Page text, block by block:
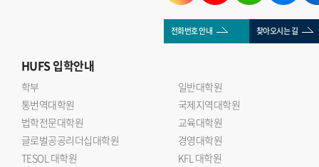
자본의 역할 등에 대해 의견을 나누는 시간을 가졌다.
국제관계연구회 이승우 회장(인도어 23)은 자본과 금융의
흐름은 국제관계 연구에서 빼놓을 수 없는 중요한 주제 라며
이번 세미나를 통해 학회원들이 대체투자 산업에 대한 이해를
넓히고 보다 다차원적인 분석 역량을 기를 수 있는 계기가
되었다 고 소감을 밝혔다.
전화번호 안내 찾아오시는 길
HUFS입학안내
학부
일반대학원
통번역대학원
국제지역대학원
법학전문대학원
교육대학원
글로벌공공리더십대학원
경영대학원
TESOL 대학원
KFL 대학원